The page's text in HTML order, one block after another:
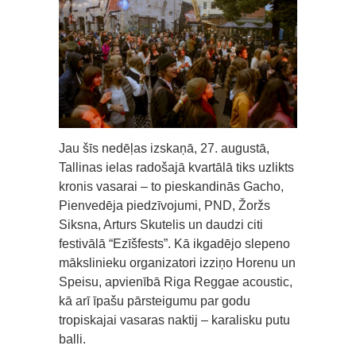
Jau šīs nedēļas izskaņā, 27. augustā,
Tallinas ielas radošajā kvartālā tiks uzlikts
kronis vasarai – to pieskandinās Gacho,
Pienvedēja piedzīvojumi, PND, Žoržs
Siksna, Arturs Skutelis un daudzi citi
festivālā “Ezīšfests”. Kā ikgadējo slepeno
mākslinieku organizatori izziņo Horenu un
Speisu, apvienībā Riga Reggae acoustic,
kā arī īpašu pārsteigumu par godu
tropiskajai vasaras naktij – karalisku putu
balli.